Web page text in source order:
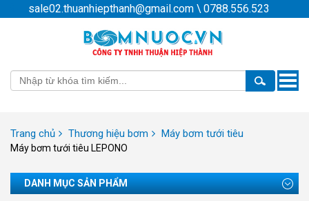
sale02.thuanhiepthanh@gmail.com \ 0788.556.523
Toggle
Trang chủ Thương hiệu bơm Máy bơm tưới tiêu
Máy bơm tưới tiêu LEPONO
DANH MỤC SẢN PHẨM